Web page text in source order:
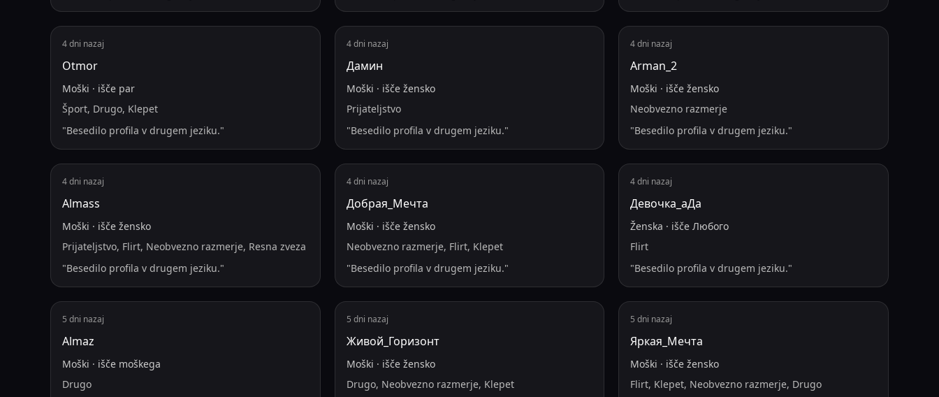
4 dni nazaj
Otmor
Moški · išče par
Šport, Drugo, Klepet
"Besedilo profila v drugem jeziku."
4 dni nazaj
Дамин
Moški · išče žensko
Prijateljstvo
"Besedilo profila v drugem jeziku."
4 dni nazaj
Arman_2
Moški · išče žensko
Neobvezno razmerje
"Besedilo profila v drugem jeziku."
4 dni nazaj
Almass
Moški · išče žensko
Prijateljstvo, Flirt, Neobvezno razmerje, Resna zveza
"Besedilo profila v drugem jeziku."
4 dni nazaj
Добрая_Мечта
Moški · išče žensko
Neobvezno razmerje, Flirt, Klepet
"Besedilo profila v drugem jeziku."
4 dni nazaj
Девочка_аДа
Ženska · išče Любого
Flirt
"Besedilo profila v drugem jeziku."
5 dni nazaj
Almaz
Moški · išče moškega
Drugo
5 dni nazaj
Живой_Горизонт
Moški · išče žensko
Drugo, Neobvezno razmerje, Klepet
5 dni nazaj
Яркая_Мечта
Moški · išče žensko
Flirt, Klepet, Neobvezno razmerje, Drugo